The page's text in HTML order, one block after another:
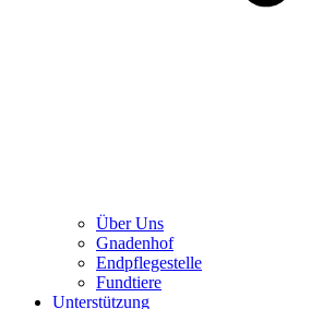
Über Uns
Gnadenhof
Endpflegestelle
Fundtiere
Unterstützung